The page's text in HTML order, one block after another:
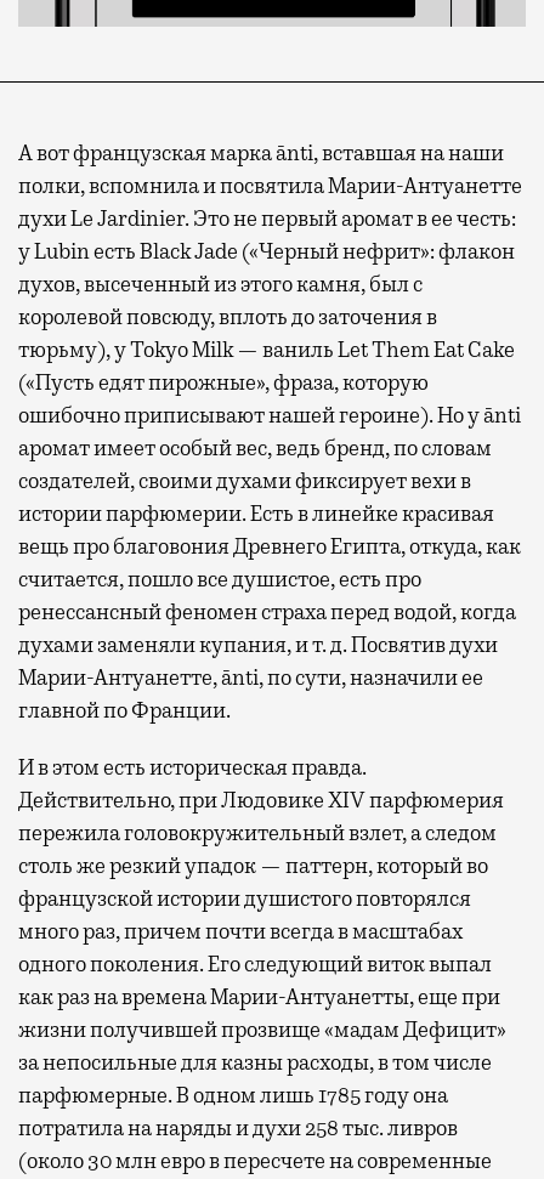
А вот французская марка ānti, вставшая на наши
полки, вспомнила и посвятила Марии-Антуанетте
духи Le Jardinier. Это не первый аромат в ее честь:
у Lubin есть Black Jade («Черный нефрит»: флакон
духов, высеченный из этого камня, был с
королевой повсюду, вплоть до заточения в
тюрьму), у Tokyo Milk — ваниль Let Them Eat Cake
(«Пусть едят пирожные», фраза, которую
ошибочно приписывают нашей героине). Но у ānti
аромат имеет особый вес, ведь бренд, по словам
создателей, своими духами фиксирует вехи в
истории парфюмерии. Есть в линейке красивая
вещь про благовония Древнего Египта, откуда, как
считается, пошло все душистое, есть про
ренессансный феномен страха перед водой, когда
духами заменяли купания, и т. д. Посвятив духи
Марии-Антуанетте, ānti, по сути, назначили ее
главной по Франции.
И в этом есть историческая правда.
Действительно, при Людовике XIV парфюмерия
пережила головокружительный взлет, а следом
столь же резкий упадок — паттерн, который во
французской истории душистого повторялся
много раз, причем почти всегда в масштабах
одного поколения. Его следующий виток выпал
как раз на времена Марии-Антуанетты, еще при
жизни получившей прозвище «мадам Дефицит»
за непосильные для казны расходы, в том числе
парфюмерные. В одном лишь 1785 году она
потратила на наряды и духи 258 тыс. ливров
(около 30 млн евро в пересчете на современные